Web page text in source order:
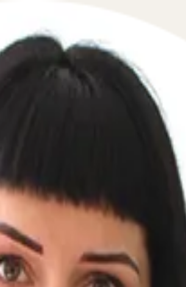
в течение 5 минут!
мгновенно: